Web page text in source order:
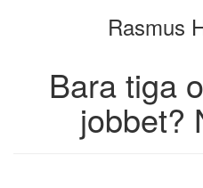
Rasmus
Bara tiga
jobbet?